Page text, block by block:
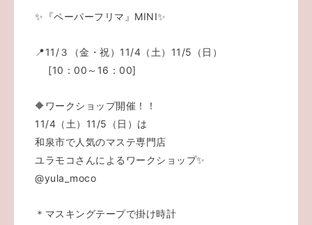
✨『ペーパーフリマ』MINI✨
📍11/３（金・祝）11/4（土）11/5（日）
[10：00～16：00]
🔶ワークショップ開催！！
11/4（土）11/5（日）は
和泉市で人気のマステ専門店
ユラモコさんによるワークショップ✨
@yula_moco
＊マスキングテープで掛け時計